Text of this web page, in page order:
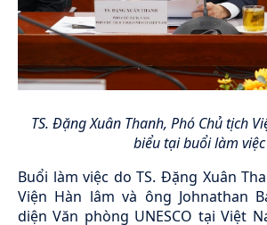
TS. Đặng Xuân Thanh, Phó Chủ tịch
biểu tại buổi làm việc
Buổi làm việc do TS. Đặng Xuân
Viện Hàn lâm và ông Johnathan
diện Văn phòng UNESCO tại Việt